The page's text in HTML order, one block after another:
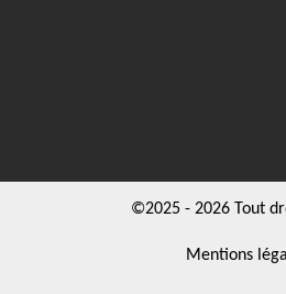
©2025 - 2026 Tout
Mentions